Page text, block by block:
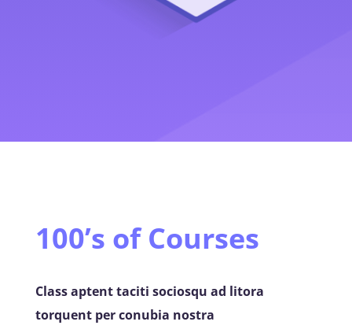
100’s of Courses
Class aptent taciti sociosqu ad litora
torquent per conubia nostra